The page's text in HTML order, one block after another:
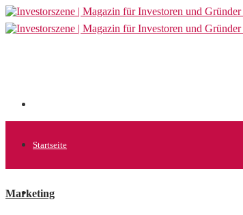
Startseite
Allgemein
Marketing